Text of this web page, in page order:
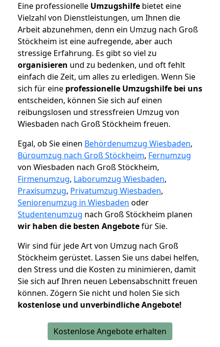
Eine professionelle Umzugshilfe bietet eine
Vielzahl von Dienstleistungen, um Ihnen die
Arbeit abzunehmen, denn ein Umzug nach Groß
Stöckheim ist eine aufregende, aber auch
stressige Erfahrung. Es gibt so viel zu
organisieren und zu bedenken, und oft fehlt
einfach die Zeit, um alles zu erledigen. Wenn Sie
sich für eine professionelle Umzugshilfe bei uns
entscheiden, können Sie sich auf einen
reibungslosen und stressfreien Umzug von
Wiesbaden nach Groß Stöckheim freuen.
Egal, ob Sie einen Behördenumzug Wiesbaden,
Büroumzug nach Groß Stöckheim, Fernumzug
von Wiesbaden nach Groß Stöckheim,
Firmenumzug, Laborumzug Wiesbaden,
Praxisumzug, Privatumzug Wiesbaden,
Seniorenumzug in Wiesbaden oder
Studentenumzug nach Groß Stöckheim planen
wir haben die besten Angebotefür Sie.
Wir sind für jede Art von Umzug nach Groß
Stöckheim gerüstet. Lassen Sie uns dabei helfen,
den Stress und die Kosten zu minimieren, damit
Sie sich auf Ihren neuen Lebensabschnitt freuen
können. Zögern Sie nicht und holen Sie sich
kostenlose und unverbindliche Angebote!
Kostenlose Angebote erhalten